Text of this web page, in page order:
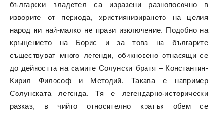
български владетел са изразени разнопосочно в
изворите от периода, християнизирането на целия
народ ни най-малко не прави изключение. Подобно на
кръщението на Борис и за това на българите
съществуват много легенди, обикновено отнасящи се
до дейността на самите Солунски братя – Константин-
Кирил Философ и Методий. Такава е например
Солунската легенда. Тя е легендарно-исторически
разказ, в чийто относително кратък обем се